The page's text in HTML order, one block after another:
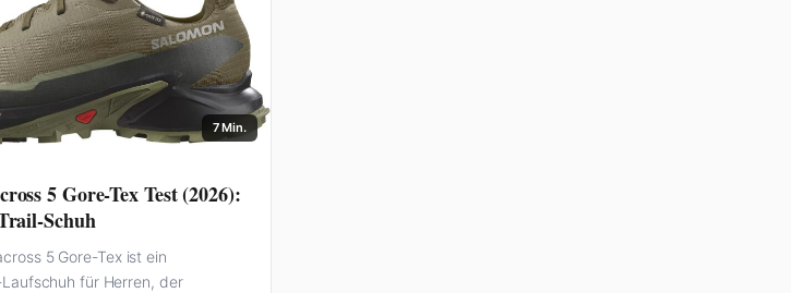
7 Min.
5 Gore-Tex Test (2026):
Schuh
5 Gore-Tex ist ein
für Herren, der